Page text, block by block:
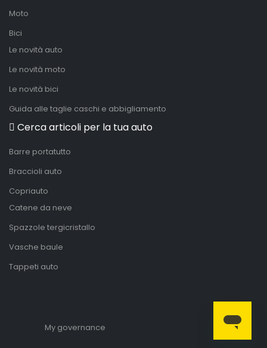
Moto
Bici
Le novità auto
Le novità moto
Le novità bici
Guida alle taglie caschi e abbigliamento
Cerca articoli per la tua auto
Barre portatutto
Braccioli auto
Copriauto
Catene da neve
Spazzole tergicristallo
Vasche baule
Tappeti auto
My governance